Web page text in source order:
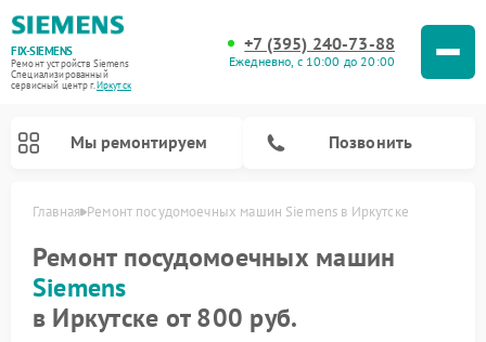
FIX-SIEMENS
Ремонт устройств Siemens
Специализированный
cервисный центр г.Иркутск
+7 (395) 240-73-88
Ежедневно, с 10:00 до 20:00
Мы ремонтируем Позвонить
Главная Ремонт посудомоечных машин Siemens в Иркутске
Ремонт посудомоечных машин
Siemens
в Иркутске от 800 руб.